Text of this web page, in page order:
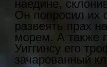
наедине,
Он попросил их
развеять прах
морем. А также
Уиггинсу его
зачарованный